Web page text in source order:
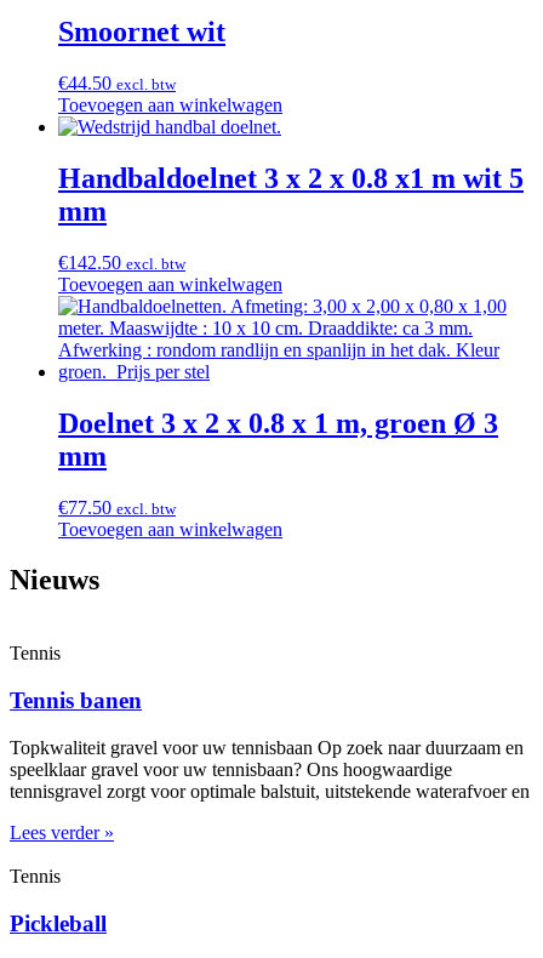
Smoornet wit
€44.50 excl. btw
Toevoegen aan winkelwagen
Handbaldoelnet 3 x 2 x 0.8 x1 m wit 5
mm
€142.50 excl. btw
Toevoegen aan winkelwagen
Doelnet 3 x 2 x 0.8 x 1 m, groen Ø 3
mm
€77.50 excl. btw
Toevoegen aan winkelwagen
Nieuws
Tennis
Tennis banen
Topkwaliteit gravel voor uw tennisbaan Op zoek naar duurzaam en
speelklaar gravel voor uw tennisbaan? Ons hoogwaardige
tennisgravel zorgt voor optimale balstuit, uitstekende waterafvoer en
Lees verder »
Tennis
Pickleball